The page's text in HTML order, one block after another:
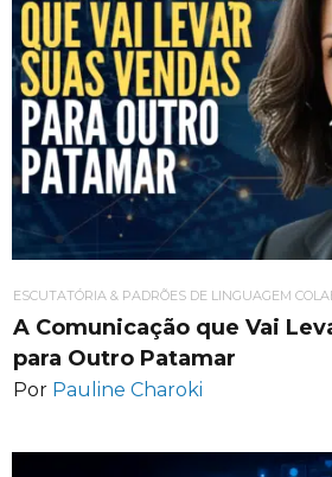
ESCUTATÓRIA & PADRÕES DE LINGUAGEM
A Comunicação que Vai
para Outro Patamar
Por Pauline Charoki